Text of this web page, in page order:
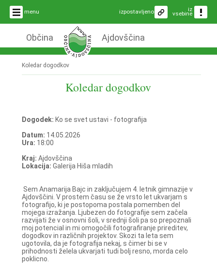
menu iz
vsebine
izpostavljeno
Občina Ajdovščina
Koledar dogodkov
Koledar dogodkov
Dogodek: Ko se svet ustavi - fotografija
Datum: 14.05.2026
Ura: 18:00
Kraj: Ajdovščina
Lokacija: Galerija Hiša mladih
Sem Anamarija Bajc in zaključujem 4. letnik gimnazije v
Ajdovščini. V prostem času se že vrsto let ukvarjam s
fotografijo, ki je postopoma postala pomemben del
mojega izražanja. Ljubezen do fotografije sem začela
razvijati že v osnovni šoli, v srednji šoli pa so prepoznali
moj potencial in mi omogočili fotografiranje prireditev,
dogodkov in različnih projektov. Skozi ta leta sem
ugotovila, da je fotografija nekaj, s čimer bi se v
prihodnosti želela ukvarjati tudi bolj resno, morda celo
poklicno.